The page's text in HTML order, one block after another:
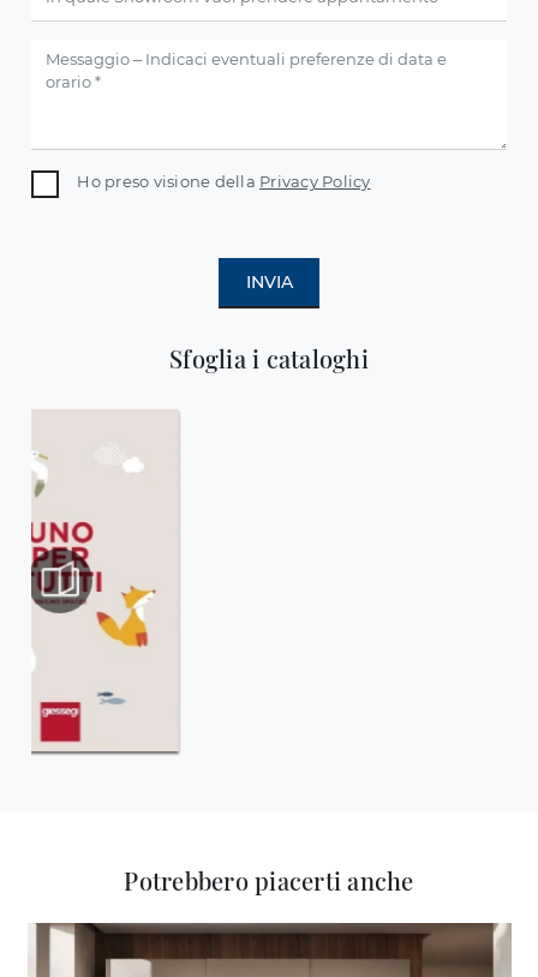
Sfoglia i cataloghi
Ho preso visione della Privacy Policy
INVIA
Potrebbero piacerti anche